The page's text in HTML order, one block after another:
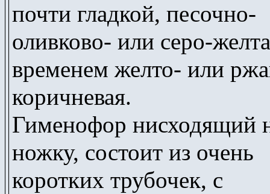
почти гладкой, песочно-
оливково- или серо-
временем желто- или
коричневая.
Гименофор нисходящий
ножку, состоит из очень
коротких трубочек, с